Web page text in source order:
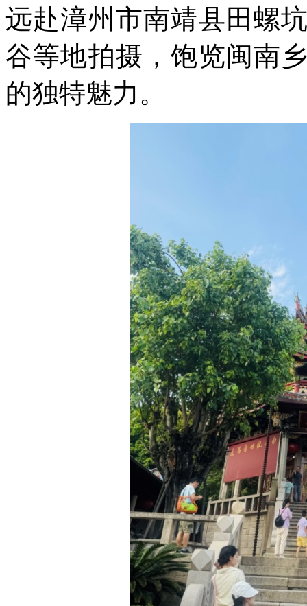
远赴漳州市南靖县田螺
谷等地拍摄，饱览闽南
的独特魅力。